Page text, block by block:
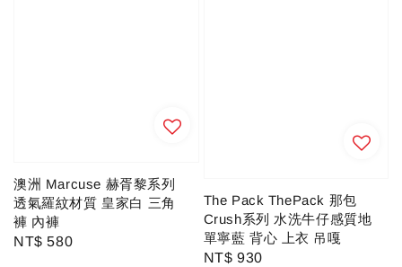
澳洲 Marcuse 赫胥黎系列
透氣羅紋材質 皇家白 三角
褲 內褲
Regular
NT$ 580
The Pack ThePack 那包
Crush系列 水洗牛仔感質地
單寧藍 背心 上衣 吊嘎
Regular
NT$ 930